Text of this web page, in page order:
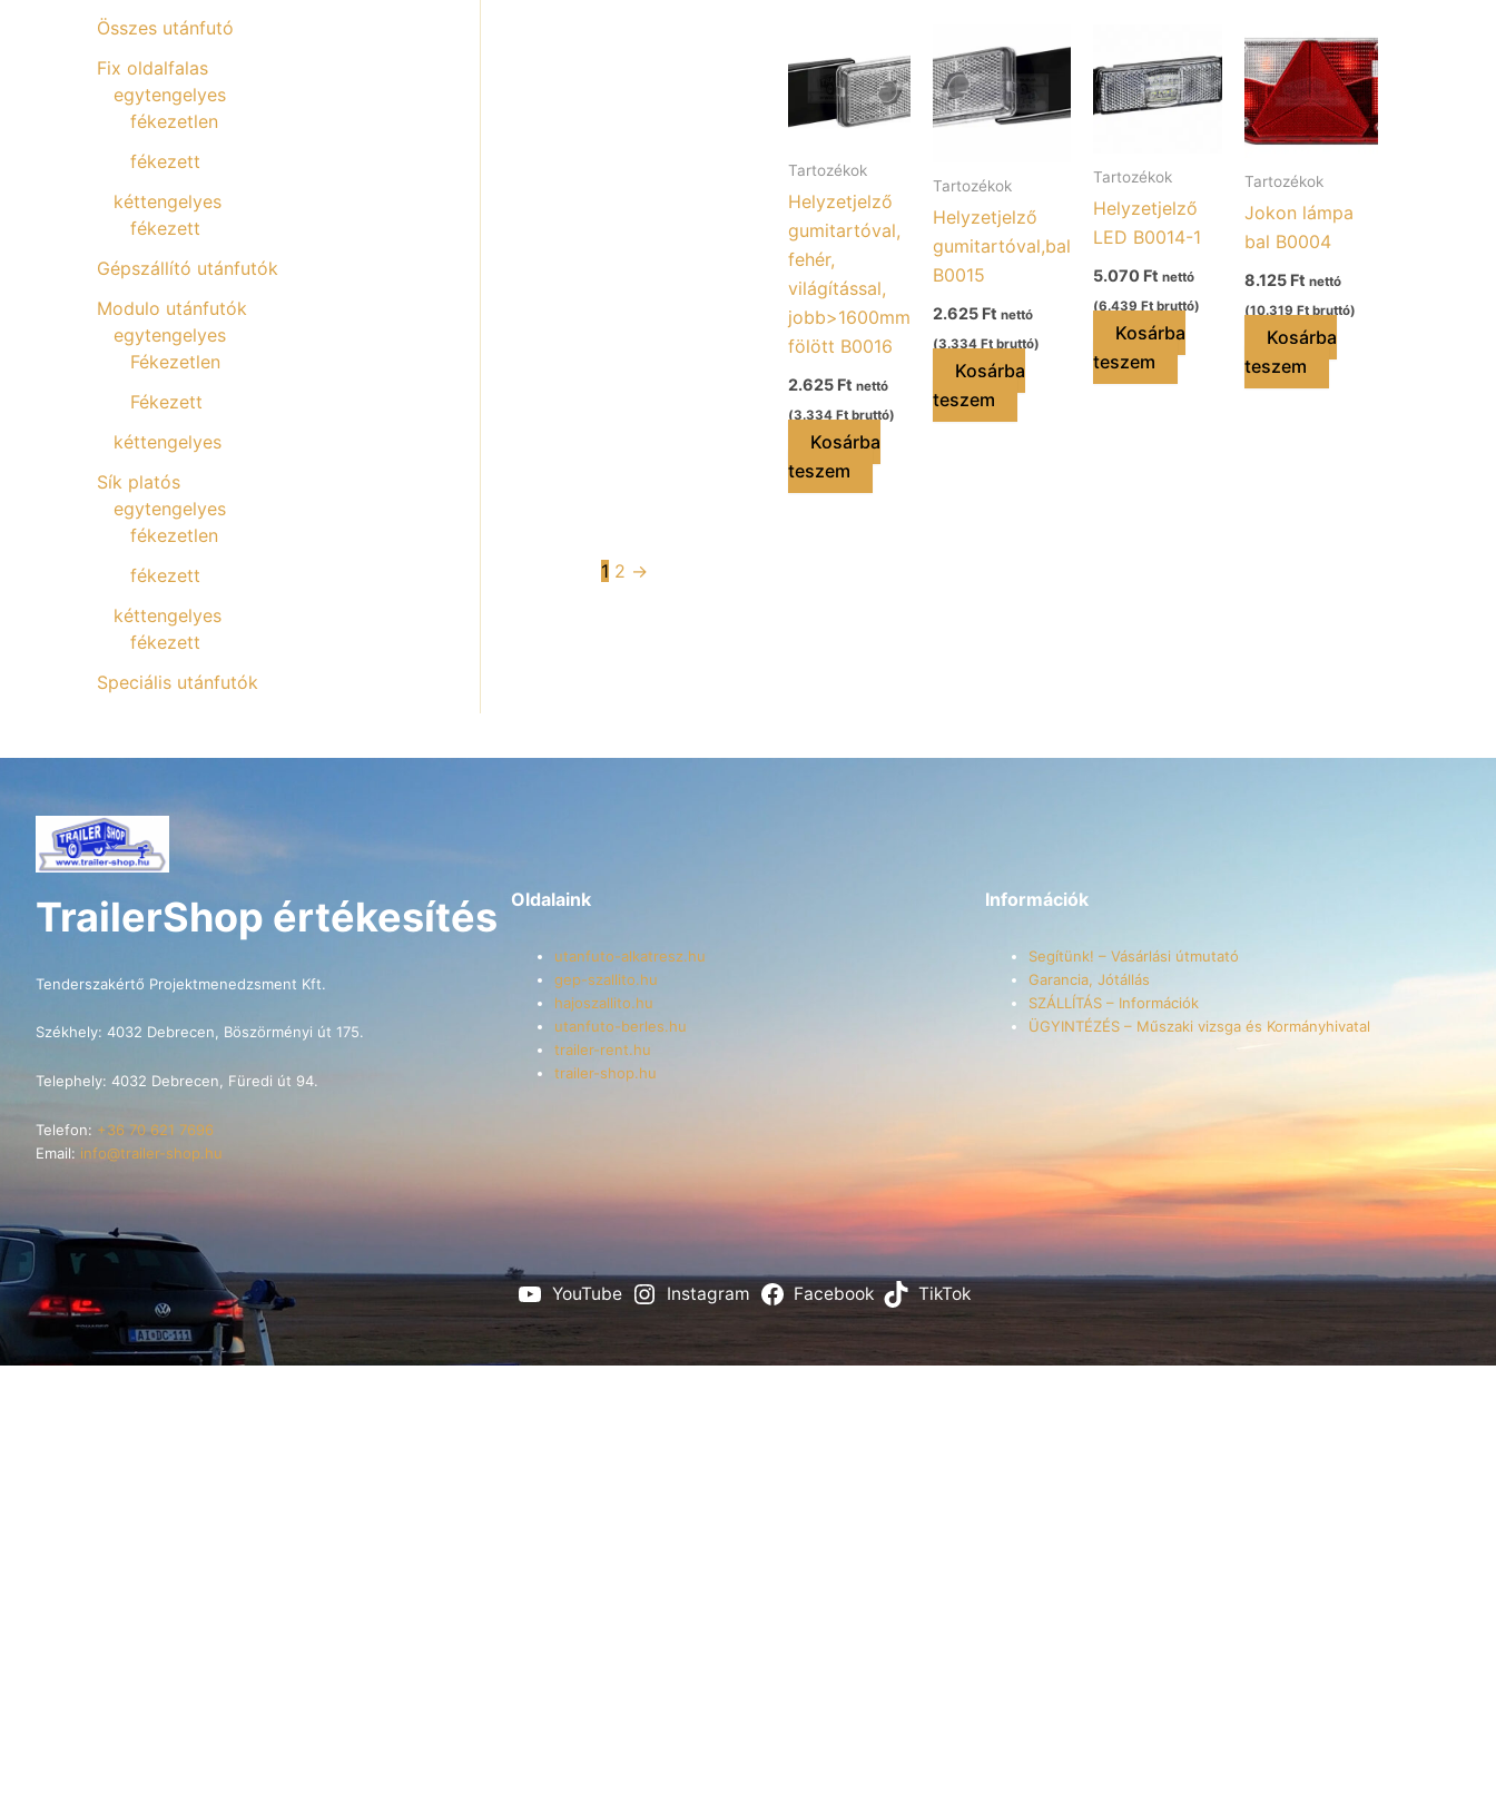
Összes utánfutó
Fix oldalfalas
egytengelyes
fékezetlen
fékezett
kéttengelyes
fékezett
Gépszállító utánfutók
Modulo utánfutók
egytengelyes
Fékezetlen
Fékezett
kéttengelyes
Sík platós
egytengelyes
fékezetlen
fékezett
kéttengelyes
fékezett
Speciális utánfutók
Tartozékok
Helyzetjelző
gumitartóval,
fehér,
világítással,
jobb>1600mm
fölött B0016
2.625 Ft nettó
(3.334 Ft bruttó)
Kosárba
teszem
Tartozékok
Helyzetjelző
gumitartóval,bal
B0015
2.625 Ft nettó
(3.334 Ft bruttó)
Kosárba
teszem
Tartozékok
Helyzetjelző
LED B0014-1
5.070 Ft nettó
(6.439 Ft bruttó)
Kosárba
teszem
Tartozékok
Jokon lámpa
bal B0004
8.125 Ft nettó
(10.319 Ft bruttó)
Kosárba
teszem
1 2 →
TrailerShop értékesítés
Tenderszakértő Projektmenedzsment Kft.
Székhely: 4032 Debrecen, Böszörményi út 175.
Telephely: 4032 Debrecen, Füredi út 94.
Telefon: +36 70 621 7696
Email: info@trailer-shop.hu
Oldalaink
utanfuto-alkatresz.hu
gep-szallito.hu
hajoszallito.hu
utanfuto-berles.hu
trailer-rent.hu
trailer-shop.hu
Információk
Segítünk! – Vásárlási útmutató
Garancia, Jótállás
SZÁLLÍTÁS – Információk
ÜGYINTÉZÉS – Műszaki vizsga és Kormányhivatal
YouTube Instagram Facebook TikTok